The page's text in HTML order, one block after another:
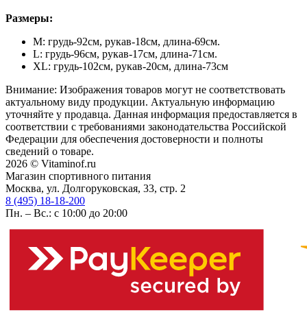
Размеры:
M: грудь-92см, рукав-18см, длина-69см.
L: грудь-96см, рукав-17см, длина-71см.
XL: грудь-102см, рукав-20см, длина-73см
Внимание: Изображения товаров могут не соответствовать
актуальному виду продукции. Актуальную информацию
уточняйте у продавца. Данная информация предоставляется в
соответствии с требованиями законодательства Российской
Федерации для обеспечения достоверности и полноты
сведений о товаре.
2026 © Vitaminof.ru
Магазин спортивного питания
Москва, ул. Долгоруковская, 33, стр. 2
8 (495) 18-18-200
Пн. – Вс.: с 10:00 до 20:00